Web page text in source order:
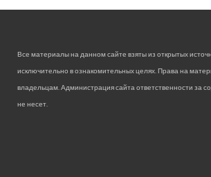
Все материалы на данном сайте взяты из открытых
исключительно в ознакомительных целях. Права на
владельцам. Администрация сайта ответственности за
не несет.